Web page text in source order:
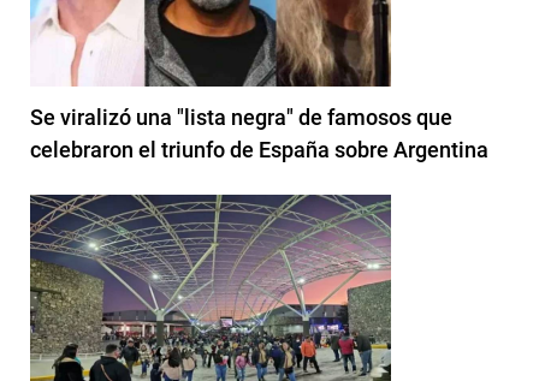
Se viralizó una "lista negra" de famosos que
celebraron el triunfo de España sobre Argentina